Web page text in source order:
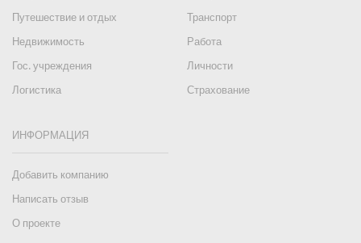
Путешествие и отдых
Транспорт
Недвижимость
Работа
Гос. учреждения
Личности
Логистика
Страхование
ИНФОРМАЦИЯ
Добавить компанию
Написать отзыв
О проекте